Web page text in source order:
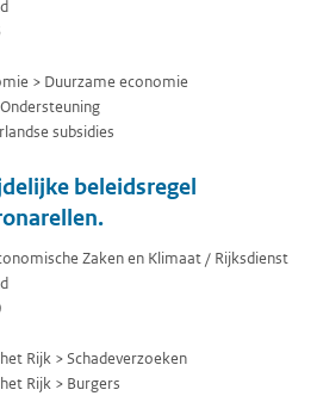
> Duurzame economie
subsidies
beleidsregel
Zaken en Klimaat / Rijksdienst
Rijk > Schadeverzoeken
Rijk > Burgers